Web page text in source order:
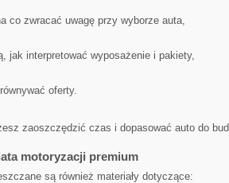
co zwracać uwagę przy wyborze auta,
jak interpretować wyposażenie i pakiety,
oferty.
zaoszczędzić czas i dopasować auto do
motoryzacji premium
są również materiały dotyczące: